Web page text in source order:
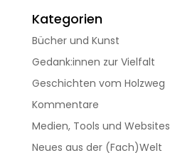
Kategorien
Bücher und Kunst
Gedank:innen zur Vielfalt
Geschichten vom Holzweg
Kommentare
Medien, Tools und Websites
Neues aus der (Fach)Welt